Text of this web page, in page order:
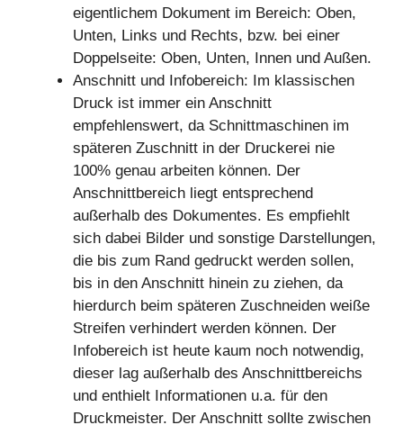
eigentlichem Dokument im Bereich: Oben,
Unten, Links und Rechts, bzw. bei einer
Doppelseite: Oben, Unten, Innen und Außen.
Anschnitt und Infobereich: Im klassischen
Druck ist immer ein Anschnitt
empfehlenswert, da Schnittmaschinen im
späteren Zuschnitt in der Druckerei nie
100% genau arbeiten können. Der
Anschnittbereich liegt entsprechend
außerhalb des Dokumentes. Es empfiehlt
sich dabei Bilder und sonstige Darstellungen,
die bis zum Rand gedruckt werden sollen,
bis in den Anschnitt hinein zu ziehen, da
hierdurch beim späteren Zuschneiden weiße
Streifen verhindert werden können. Der
Infobereich ist heute kaum noch notwendig,
dieser lag außerhalb des Anschnittbereichs
und enthielt Informationen u.a. für den
Druckmeister. Der Anschnitt sollte zwischen